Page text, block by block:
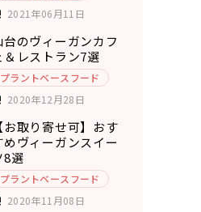
2021年06月11日
台のヴィーガンカフ
＆レストラン7選
プラントベースフード
2020年12月28日
【お取り寄せ可】おす
めヴィーガンスイー
8選
プラントベースフード
2020年11月08日